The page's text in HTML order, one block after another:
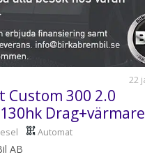
1
22
Custom 300 2.0
Drag+värmare
Automat
AB